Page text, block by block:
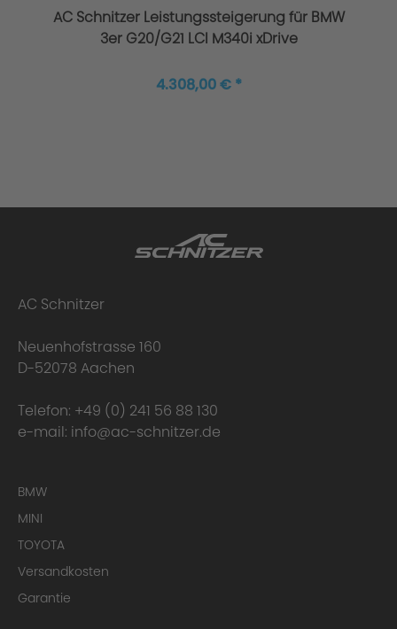
Überlastungs- / Heißlaufregelung
Garantie
Leistungssteigerung verbaut - wie sieht
es mit der Garantie aus?
AC Schnitzer Leistungssteigerung für BMW
3er G20/G21 LCI M340i xDrive
4.308,00 € *
AC Schnitzer
Neuenhofstrasse 160
D-52078 Aachen
Telefon: +49 (0) 241 56 88 130
e-mail: info@ac-schnitzer.de
BMW
MINI
TOYOTA
Versandkosten
Garantie